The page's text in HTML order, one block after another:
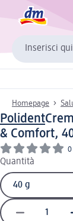
Inserisci
Homepage
Polident
& Comfort,
0
Quantità